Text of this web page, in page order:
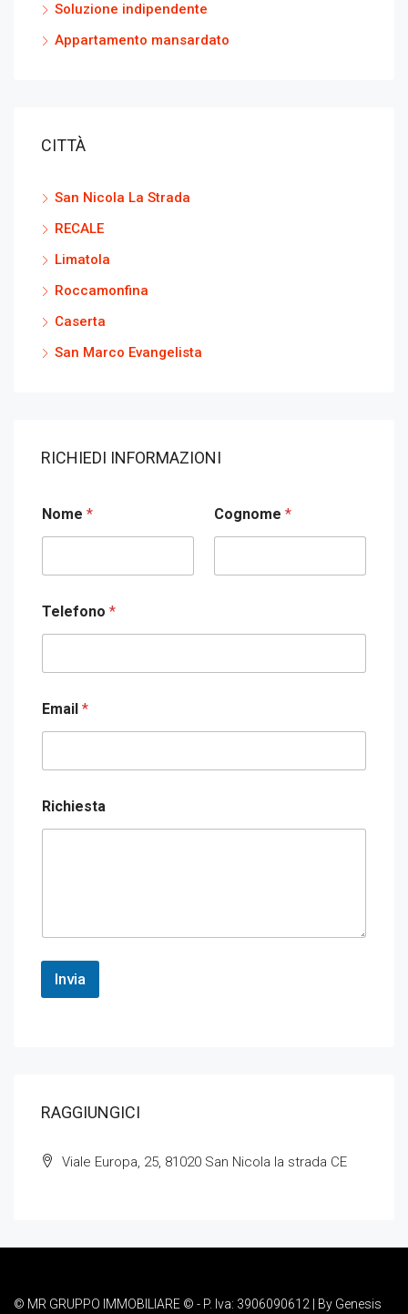
Soluzione indipendente
Appartamento mansardato
CITTÀ
San Nicola La Strada
RECALE
Limatola
Roccamonfina
Caserta
San Marco Evangelista
RICHIEDI INFORMAZIONI
Nome * Cognome *
Telefono *
Email *
Richiesta
Invia
RAGGIUNGICI
Viale Europa, 25, 81020 San Nicola la strada CE
© MR GRUPPO IMMOBILIARE © - P. Iva: 3906090612 | By Genesis